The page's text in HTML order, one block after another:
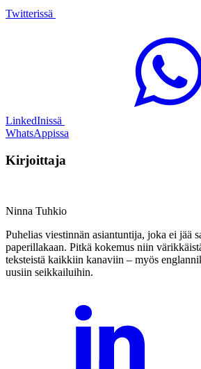
Twitterissä
LinkedInissä
WhatsAppissa
Kirjoittaja
Ninna Tuhkio
Puhelias viestinnän asiantuntija, joka ei jää
paperillakaan. Pitkä kokemus niin
teksteistä kaikkiin kanaviin – myös
uusiin seikkailuihin.